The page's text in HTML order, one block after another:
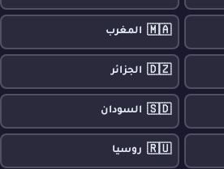
🇲🇦 المغرب
🇩🇿 الجزائر
🇸🇩 السودان
🇷🇺 روسيا